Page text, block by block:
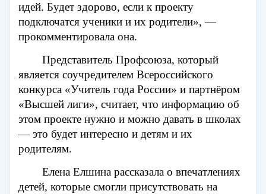
идей. Будет здорово, если к проекту
подключатся ученики и их родители», —
прокомментировала она.
Представитель Профсоюза, который
является соучредителем Всероссийского
конкурса «Учитель года России» и партнёром
«Высшей лиги», считает, что информацию об
этом проекте нужно и можно давать в школах
— это будет интересно и детям и их
родителям.
Елена Елшина рассказала о впечатлениях
детей, которые смогли присутствовать на